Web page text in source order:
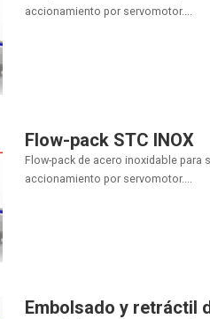
accionamiento por servomotor....
Flow-pack STC INOX
Flow-pack de acero inoxidable para
accionamiento por servomotor....
Embolsado y retráctil